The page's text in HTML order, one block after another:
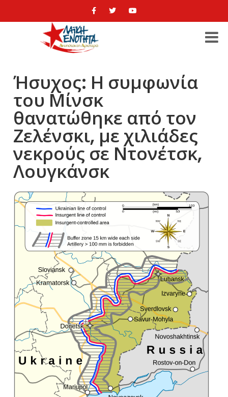
Ήσυχος: Η συμφωνία
του Μίνσκ
θανατώθηκε από τον
Ζελένσκι, με χιλιάδες
νεκρούς σε Ντονέτσκ,
Λουγκάνσκ